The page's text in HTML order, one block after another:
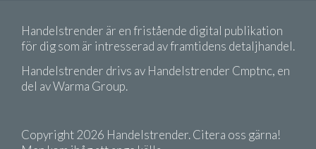
Handelstrender är en fristående digital publikation
för dig som är intresserad av framtidens detaljhandel.
Handelstrender drivs av Handelstrender Cmptnc, en
del av Warma Group.
Copyright 2026 Handelstrender. Citera oss gärna!